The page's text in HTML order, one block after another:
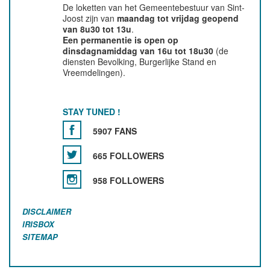
De loketten van het Gemeentebestuur van Sint-
Joost zijn vanmaandag tot vrijdag geopend
van 8u30 tot 13u.
Een permanentie is open op
dinsdagnamiddag van 16u tot 18u30 (de
diensten Bevolking, Burgerlijke Stand en
Vreemdelingen).
STAY TUNED !
5907 FANS
665 FOLLOWERS
958 FOLLOWERS
DISCLAIMER
IRISBOX
SITEMAP